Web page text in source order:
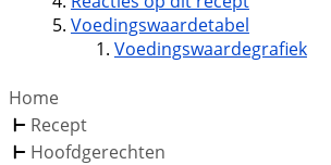
Voedingswaardetabel
Voedingswaardegrafiek
Home
Recept
Hoofdgerechten